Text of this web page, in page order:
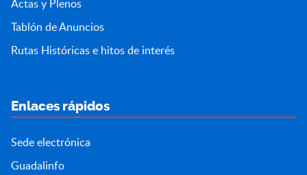
Actas y Plenos
Tablón de Anuncios
Rutas Históricas e hitos de interés
Enlaces rápidos
Sede electrónica
Guadalinfo